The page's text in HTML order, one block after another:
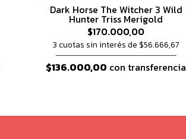
Dark Horse The Witcher 3 Wild
Hunter Triss Merigold
$170.000,00
3 cuotas sin interés de $56.666,67
$136.000,00 con transferencia